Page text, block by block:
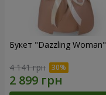
Букет "Dazzling Woman"
4 141 грн